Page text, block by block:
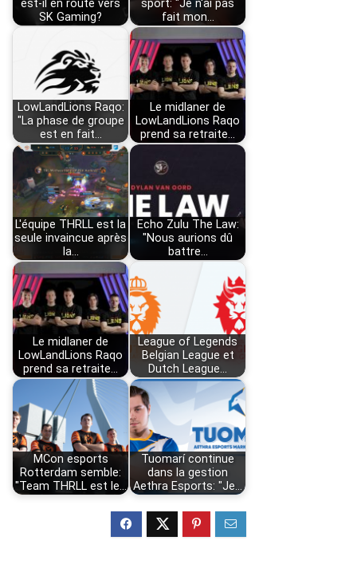
est-il en route vers
SK Gaming?
sport: "Je n'ai pas
fait mon…
LowLandLions Raqo:
"La phase de groupe
est en fait…
Le midlaner de
LowLandLions Raqo
prend sa retraite…
L'équipe THRLL est la
seule invaincue après
la…
Echo Zulu The Law:
"Nous aurions dû
battre…
Le midlaner de
LowLandLions Raqo
prend sa retraite…
League of Legends
Belgian League et
Dutch League…
MCon esports
Rotterdam semble:
"Team THRLL est le…
Tuomarí continue
dans la gestion
Aethra Esports: "Je…